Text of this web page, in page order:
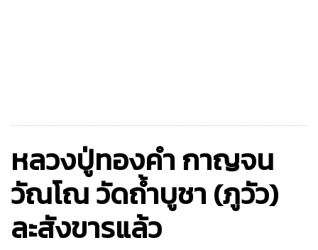
หลวงปู่ทองคำ กาญจน
วัณโณ วัดถ้ำบูชา (ภูวัว)
ละสังขารแล้ว